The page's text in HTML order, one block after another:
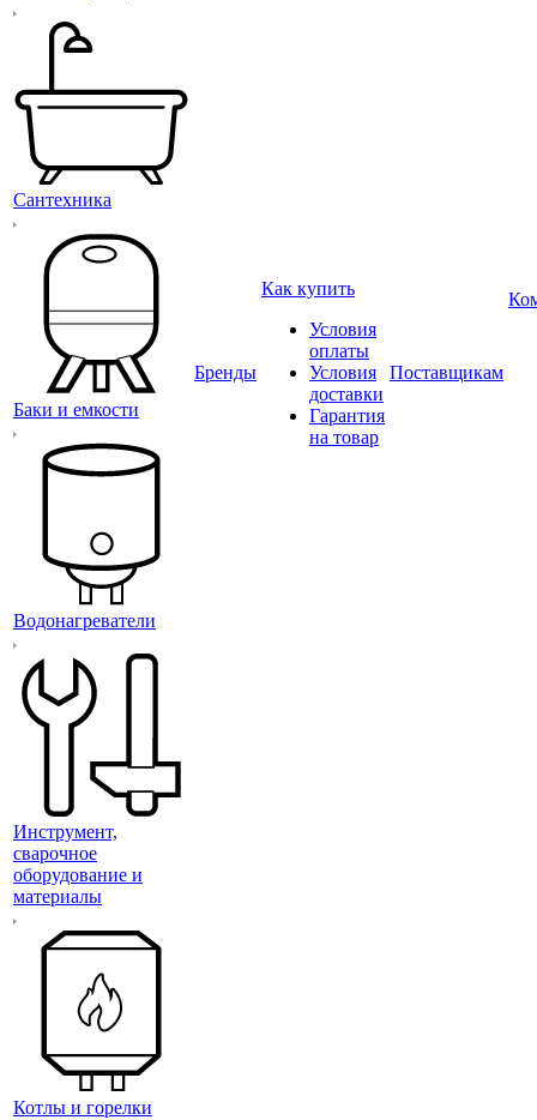
Сантехника
Баки и емкости
Водонагреватели
Инструмент,
сварочное
оборудование и
материалы
Котлы и горелки
Бренды
Как купить
Условия
оплаты
Условия
доставки
Гарантия
на товар
Поставщикам